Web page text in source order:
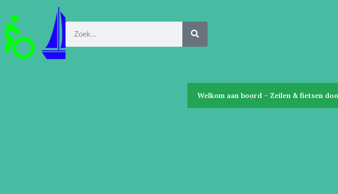
Welkom aan boord – Zeilen & fietsen